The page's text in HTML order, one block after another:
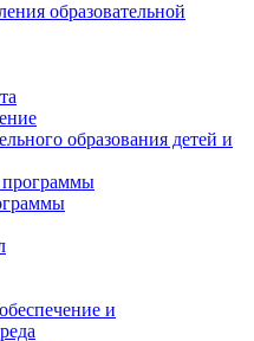
образовательной
образования детей и
программы
и